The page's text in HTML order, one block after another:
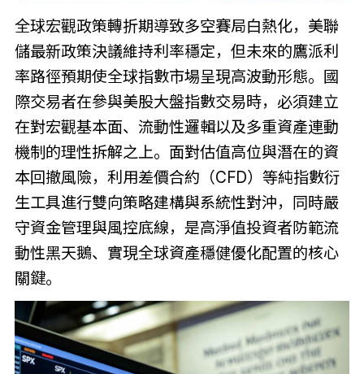
全球宏觀政策轉折期導致多空賽局白熱化，美聯
儲最新政策決議維持利率穩定，但未來的鷹派利
率路徑預期使全球指數市場呈現高波動形態。國
際交易者在參與美股大盤指數交易時，必須建立
在對宏觀基本面、流動性邏輯以及多重資產連動
機制的理性拆解之上。面對估值高位與潛在的資
本回撤風險，利用差價合約（CFD）等純指數衍
生工具進行雙向策略建構與系統性對沖，同時嚴
守資金管理與風控底線，是高淨值投資者防範流
動性黑天鵝、實現全球資產穩健優化配置的核心
關鍵。